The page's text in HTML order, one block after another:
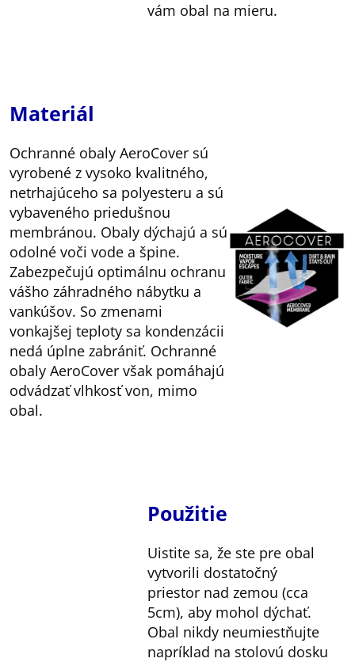
vám obal na mieru.
Materiál
Ochranné obaly AeroCover sú
vyrobené z vysoko kvalitného,
netrhajúceho sa polyesteru a sú
vybaveného priedušnou
membránou. Obaly dýchajú a sú
odolné voči vode a špine.
Zabezpečujú optimálnu ochranu
vášho záhradného nábytku a
vankúšov. So zmenami
vonkajšej teploty sa kondenzácii
nedá úplne zabrániť. Ochranné
obaly AeroCover však pomáhajú
odvádzať vlhkosť von, mimo
obal.
Použitie
Uistite sa, že ste pre obal
vytvorili dostatočný
priestor nad zemou (cca
5cm), aby mohol dýchať.
Obal nikdy neumiestňujte
napríklad na stolovú dosku